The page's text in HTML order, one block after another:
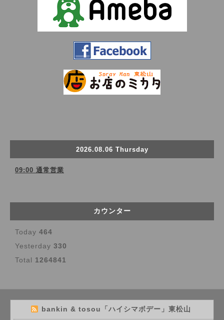
2026.08.06 Thursday
09:00 通常営業
カウンター
Today 464
Yesterday 330
Total 1264841
bankin & tosou「ハイシマボデー」東松山